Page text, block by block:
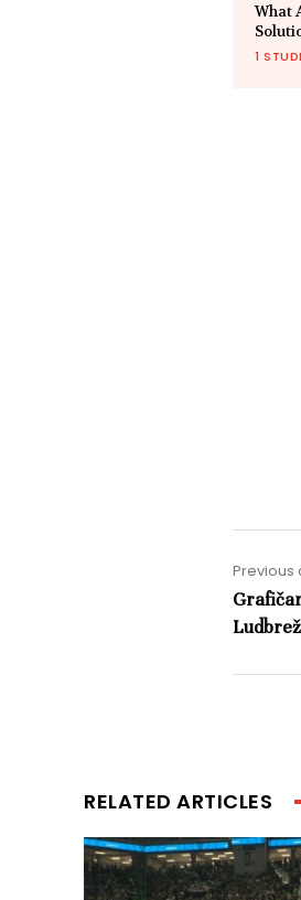
What
1
Previous
RELATED ARTICLES